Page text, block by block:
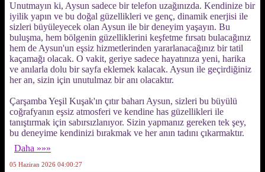
Unutmayın ki, Aysun sadece bir telefon uzağınızda. Kendinize bir
iyilik yapın ve bu doğal güzellikleri ve genç, dinamik enerjisi ile
sizleri büyüleyecek olan Aysun ile bir deneyim yaşayın. Bu
buluşma, hem bölgenin güzelliklerini keşfetme fırsatı bulacağınız
hem de Aysun'un eşsiz hizmetlerinden yararlanacağınız bir tatil
kaçamağı olacak. O vakit, geriye sadece hayatınıza yeni, harika
ve anılarla dolu bir sayfa eklemek kalacak. Aysun ile geçirdiğiniz
her an, sizin için unutulmaz bir anı olacaktır.
Çarşamba Yeşil Kuşak'ın çıtır baharı Aysun, sizleri bu büyülü
coğrafyanın eşsiz atmosferi ve kendine has güzellikleri ile
tanıştırmak için sabırsızlanıyor. Sizin yapmanız gereken tek şey,
bu deneyime kendinizi bırakmak ve her anın tadını çıkarmaktır.
Daha »»»
05 Haziran 2026 04:00:27